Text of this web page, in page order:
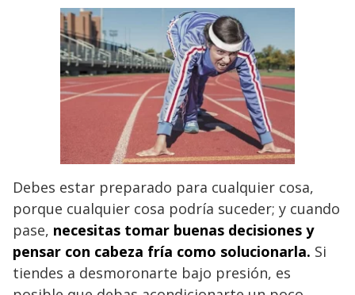
Debes estar preparado para cualquier cosa,
porque cualquier cosa podría suceder; y cuando
pase, necesitas tomar buenas decisiones y
pensar con cabeza fría como solucionarla. Si
tiendes a desmoronarte bajo presión, es